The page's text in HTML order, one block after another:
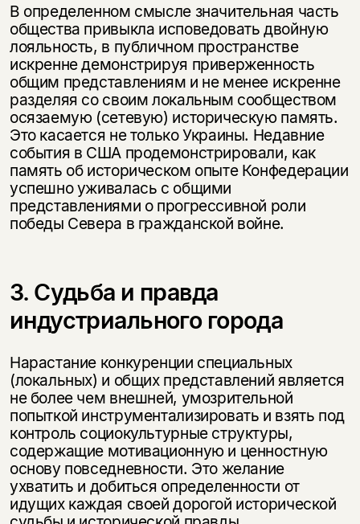
В определенном смысле значительная часть
общества привыкла исповедовать двойную
лояльность, в публичном пространстве
искренне демонстрируя приверженность
общим представлениям и не менее искренне
разделяя со своим локальным сообществом
осязаемую (сетевую) историческую память.
Это касается не только Украины. Недавние
события в США продемонстрировали, как
память об историческом опыте Конфедерации
успешно уживалась с общими
представлениями о прогрессивной роли
победы Севера в гражданской войне.
3. Судьба и правда
индустриального города
Нарастание конкуренции специальных
(локальных) и общих представлений является
не более чем внешней, умозрительной
попыткой инструментализировать и взять под
контроль социокультурные структуры,
содержащие мотивационную и ценностную
основу повседневности. Это желание
ухватить и добиться определенности от
идущих каждая своей дорогой исторической